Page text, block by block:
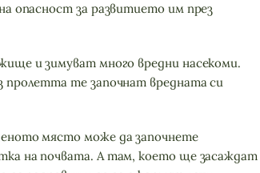
опасност за развитието им през
и зимуват много вредни насекоми.
пролетта те започнат вредната си
място може да започнете
на почвата. А там, което ще засаждат